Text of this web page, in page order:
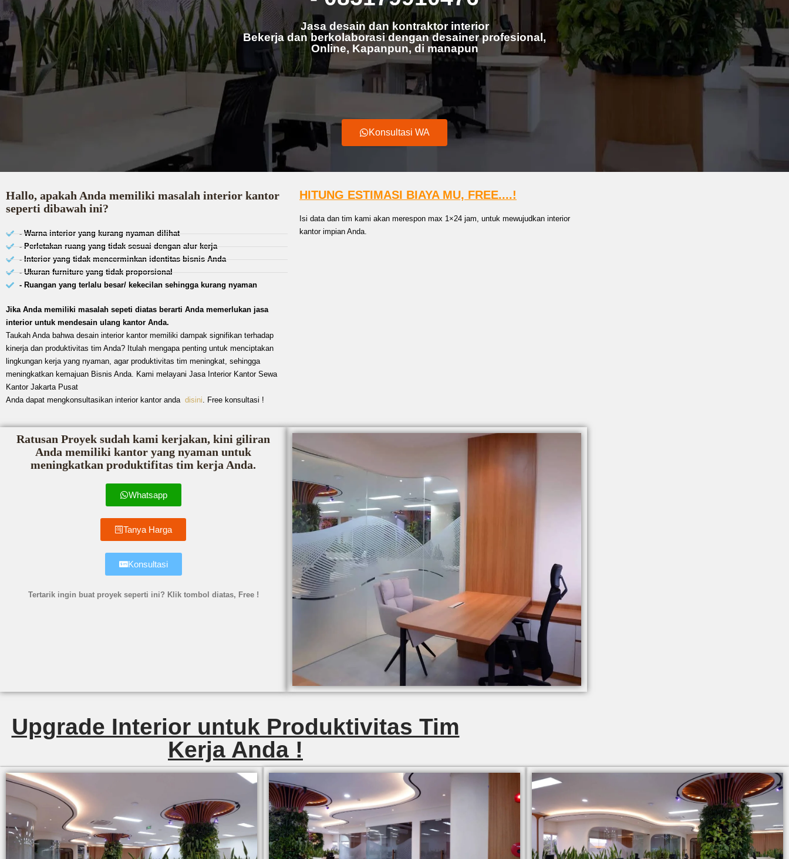
Jasa desain dan kontraktor interior
Bekerja dan berkolaborasi dengan desainer profesional,
Online, Kapanpun, di manapun
Konsultasi WA
Hallo, apakah Anda memiliki masalah interior kantor
seperti dibawah ini?
- Warna interior yang kurang nyaman dilihat
- Perletakan ruang yang tidak sesuai dengan alur kerja
- Interior yang tidak mencerminkan identitas bisnis Anda
- Ukuran furniture yang tidak proporsional
- Ruangan yang terlalu besar/ kekecilan sehingga kurang nyaman
Jika Anda memiliki masalah sepeti diatas berarti Anda memerlukan jasa
interior untuk mendesain ulang kantor Anda.
Taukah Anda bahwa desain interior kantor memiliki dampak signifikan terhadap
kinerja dan produktivitas tim Anda? Itulah mengapa penting untuk menciptakan
lingkungan kerja yang nyaman, agar produktivitas tim meningkat, sehingga
meningkatkan kemajuan Bisnis Anda. Kami melayani Jasa Interior Kantor Sewa
Kantor Jakarta Pusat
Anda dapat mengkonsultasikan interior kantor anda disini. Free konsultasi !
HITUNG ESTIMASI BIAYA MU, FREE....!
Isi data dan tim kami akan merespon max 1×24 jam, untuk mewujudkan interior
kantor impian Anda.
Ratusan Proyek sudah kami kerjakan, kini giliran
Anda memiliki kantor yang nyaman untuk
meningkatkan produktifitas tim kerja Anda.
Whatsapp
Tanya Harga
Konsultasi
Tertarik ingin buat proyek seperti ini? Klik tombol diatas, Free !
Upgrade Interior untuk Produktivitas Tim
Kerja Anda !